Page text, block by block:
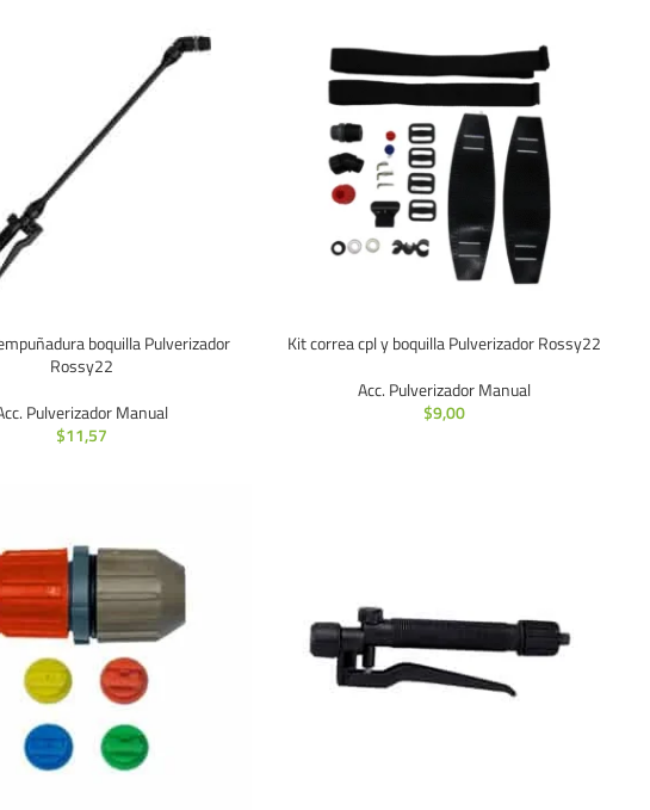
boquilla Pulverizador
Rossy22
Pulverizador Manual
$11,57
Kit correa cpl y boquilla Pulverizador Rossy22
Acc. Pulverizador Manual
$9,00